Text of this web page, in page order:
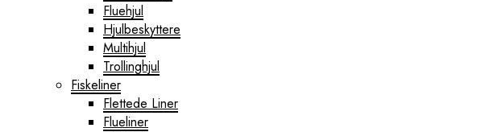
Fluehjul
Hjulbeskyttere
Multihjul
Trollinghjul
Fiskeliner
Flettede Liner
Flueliner